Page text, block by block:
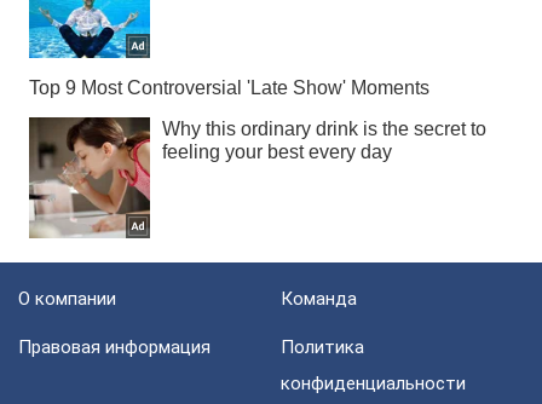
О компании Команда
Правовая информация
Политика
конфиденциальности